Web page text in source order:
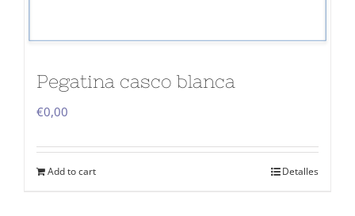
Pegatina casco blanca
€0,00
Add to cart Detalles